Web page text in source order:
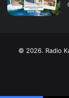
© 2026. Radio